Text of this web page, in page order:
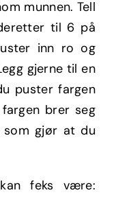
munnen. Tell
til 6 på
inn ro og
gjerne til en
puster fargen
brer seg
gjør at du
feks være: